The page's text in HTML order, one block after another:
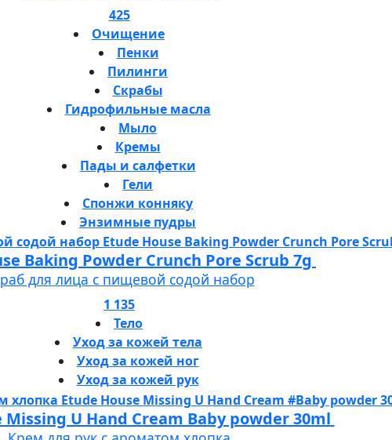
425
Очищение
Пенки
Пилинги
Скрабы
Гидрофильные масла
Мыло
Кремы
Пады и салфетки
Гели
Спонжи конняку
Энзимные пудры
Baking Powder Crunch Pore Scrub 7g
для лица с пищевой содой набор
1 135
Тело
Уход за кожей тела
Уход за кожей ног
Уход за кожей рук
Missing U Hand Cream Baby powder 30ml